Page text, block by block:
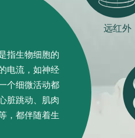
远红外
指生物细胞的
电流，如神经
个细微活动都
脏跳动、肌肉
，都伴随着生